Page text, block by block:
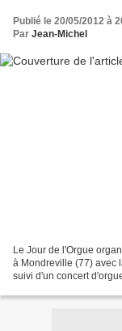
Publié le 20/05/2012 à
Par Jean-Michel
Le Jour de l'Orgue
à Mondreville (77) avec
suivi d'un concert